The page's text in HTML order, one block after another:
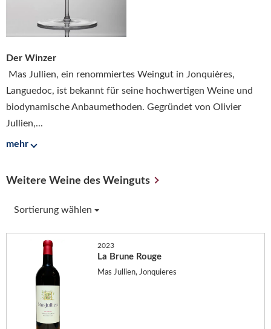
Der Winzer
Mas Jullien, ein renommiertes Weingut in Jonquières,
Languedoc, ist bekannt für seine hochwertigen Weine und
biodynamische Anbaumethoden. Gegründet von Olivier
Jullien,...
mehr
Weitere Weine des Weinguts
Sortierung wählen
2023
La Brune Rouge
Mas Jullien, Jonquieres